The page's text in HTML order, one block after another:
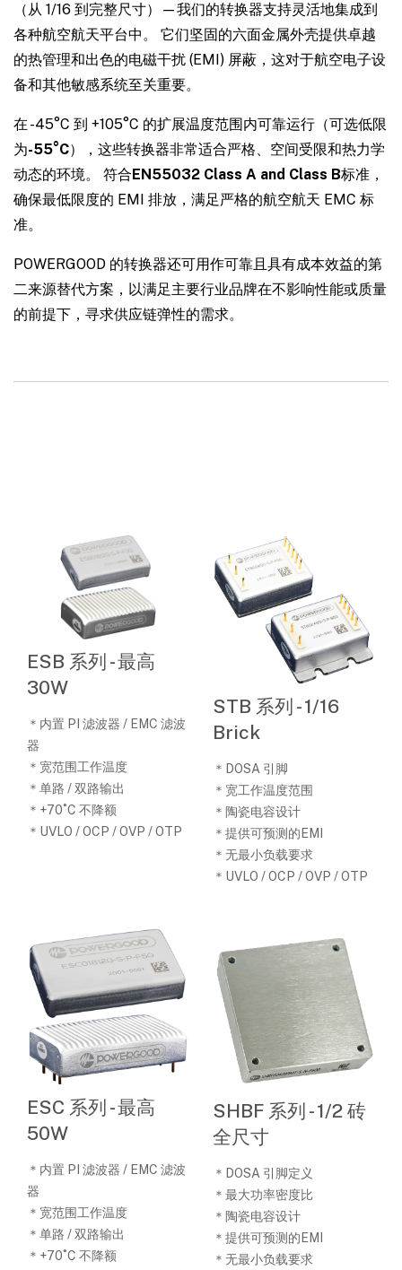
（从 1/16 到完整尺寸）—我们的转换器支持灵活地集成到
各种航空航天平台中。 它们坚固的六面金属外壳提供卓越
的热管理和出色的电磁干扰 (EMI) 屏蔽，这对于航空电子设
备和其他敏感系统至关重要。
在 -45°C 到 +105°C 的扩展温度范围内可靠运行（可选低限
为-55°C），这些转换器非常适合严格、空间受限和热力学
动态的环境。 符合 EN55032 Class A and Class B标准，
确保最低限度的 EMI 排放，满足严格的航空航天 EMC 标
准。
POWERGOOD 的转换器还可用作可靠且具有成本效益的第
二来源替代方案，以满足主要行业品牌在不影响性能或质量
的前提下，寻求供应链弹性的需求。
ESB 系列 - 最高
30W
＊内置 PI 滤波器 / EMC 滤波
器
＊宽范围工作温度
＊单路 / 双路输出
＊+70˚C 不降额
＊UVLO / OCP / OVP / OTP
STB 系列 - 1/16
Brick
＊DOSA 引脚
＊宽工作温度范围
＊陶瓷电容设计
＊提供可预测的EMI
＊无最小负载要求
＊UVLO / OCP / OVP / OTP
ESC 系列 - 最高
50W
＊内置 PI 滤波器 / EMC 滤波
器
＊宽范围工作温度
＊单路 / 双路输出
＊+70˚C 不降额
SHBF 系列 - 1/2 砖
全尺寸
＊DOSA 引脚定义
＊最大功率密度比
＊陶瓷电容设计
＊提供可预测的EMI
＊无最小负载要求